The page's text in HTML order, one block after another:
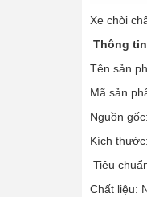
Xe chòi
Thông
Tên sản
Mã sản
Nguồn
Kích
Tiêu
Chất liệu: